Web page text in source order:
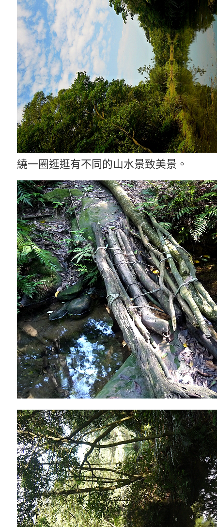
繞一圈逛逛有不同的山水景致美景。